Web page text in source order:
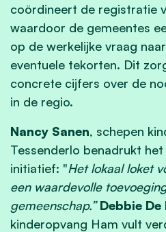
coördineert de registratie
waardoor de gemeentes
op de werkelijke vraag
eventuele tekorten. Dit
concrete cijfers over de
in de regio.
Nancy Sanen, schepen
Tessenderlo benadrukt
initiatief: "Het lokaal loket
een waardevolle
gemeenschap.”Debbie De
kinderopvang Ham vult